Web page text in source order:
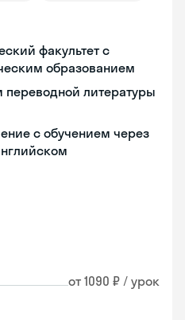
факультет с
образованием
переводной литературы
с обучением через
от 1090 ₽ / урок